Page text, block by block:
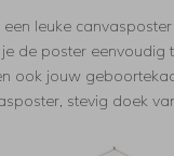
een leuke
de poster eenvoudig
ook jouw
stevig doek